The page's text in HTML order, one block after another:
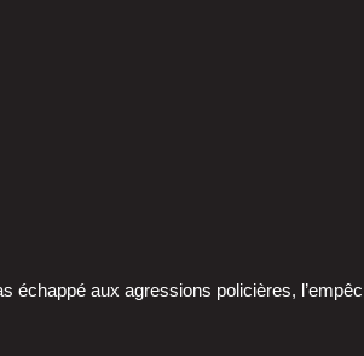
échap­pé aux agres­sions poli­cières,